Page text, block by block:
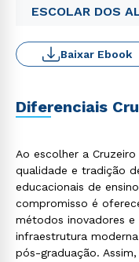
ESCOLAR DOS
Baixar Ebook
Diferenciais
Ao escolher a
qualidade e tradição
educacionais de
compromisso é
métodos inovadores
infraestrutura
pós-graduação.
Rápido e